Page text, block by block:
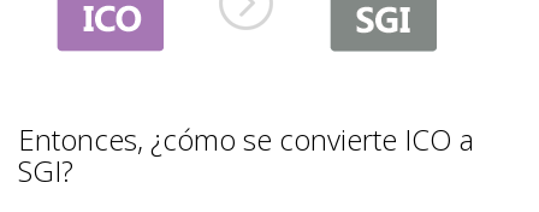
Entonces, ¿cómo se convierte ICO a
SGI?